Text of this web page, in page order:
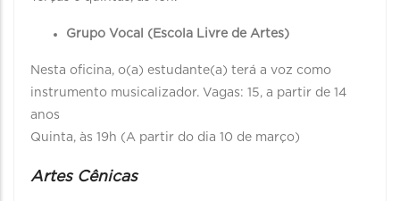
Grupo Vocal (Escola Livre de Artes)
Nesta oficina, o(a) estudante(a) terá a voz como
instrumento musicalizador. Vagas: 15, a partir de 14
anos
Quinta, às 19h (A partir do dia 10 de março)
Artes Cênicas